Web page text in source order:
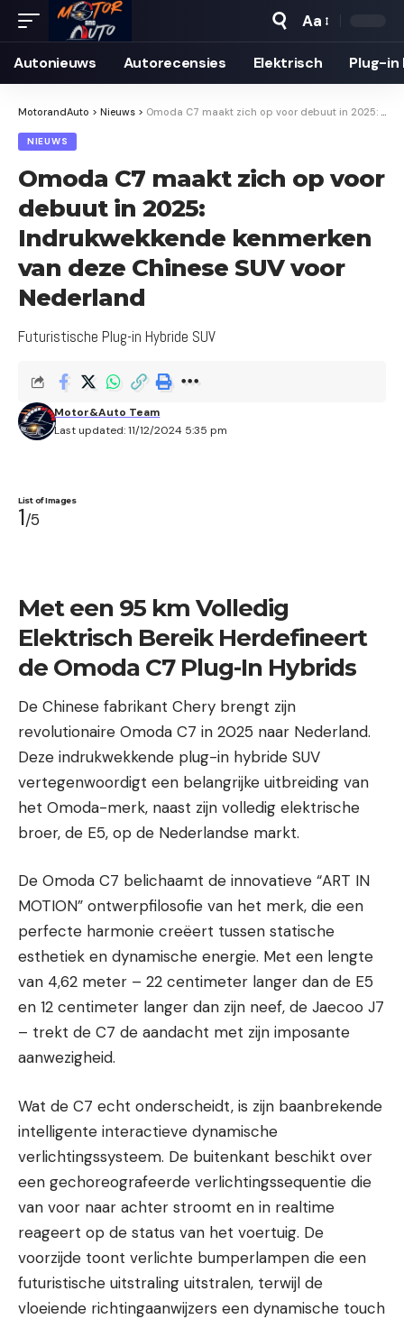
Aa
Autonieuws Auto­recensies Elektrisch Plug-in
MotorandAuto > Nieuws > Omoda C7 maakt zich op voor debuut in 2025: Indrukwekkende kenmerken van deze Chinese SUV voor Nederland
NIEUWS
Omoda C7 maakt zich op voor
debuut in 2025:
Indrukwekkende kenmerken
van deze Chinese SUV voor
Nederland
Futuristische Plug-in Hybride SUV
Last updated: 11/12/2024 5:35 pm
Motor&Auto Team
Gedurfd Frontdesign van de Omoda C7
List of Images
1/5
Met een 95 km Volledig
Elektrisch Bereik Herdefineert
de Omoda C7 Plug-In Hybrids
De Chinese fabrikant Chery brengt zijn
revolutionaire Omoda C7 in 2025 naar Nederland.
Deze indrukwekkende plug-in hybride SUV
vertegenwoordigt een belangrijke uitbreiding van
het Omoda-merk, naast zijn volledig elektrische
broer, de E5, op de Nederlandse markt.
De Omoda C7 belichaamt de innovatieve “ART IN
MOTION” ontwerpfilosofie van het merk, die een
perfecte harmonie creëert tussen statische
esthetiek en dynamische energie. Met een lengte
van 4,62 meter – 22 centimeter langer dan de E5
en 12 centimeter langer dan zijn neef, de Jaecoo J7
– trekt de C7 de aandacht met zijn imposante
aanwezigheid.
Wat de C7 echt onderscheidt, is zijn baanbrekende
intelligente interactieve dynamische
verlichtingssysteem. De buitenkant beschikt over
een gechoreografeerde verlichtingssequentie die
van voor naar achter stroomt en in realtime
reageert op de status van het voertuig. De
voorzijde toont verlichte bumperlampen die een
futuristische uitstraling uitstralen, terwijl de
vloeiende richtingaanwijzers een dynamische touch